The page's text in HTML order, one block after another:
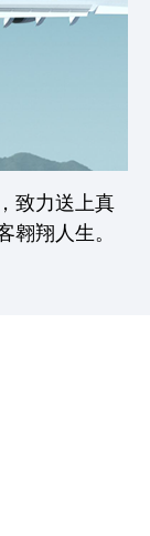
致力送上真
翱翔人生。